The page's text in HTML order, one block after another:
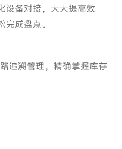
设备对接，大大提高效
成盘点。
追溯管理，精确掌握库存